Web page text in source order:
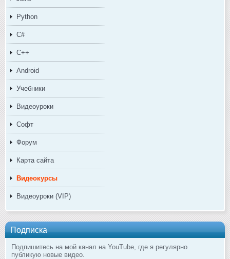
Python
C#
C++
Android
Учебники
Видеоуроки
Софт
Форум
Карта сайта
Видеокурсы
Видеоуроки (VIP)
Подписка
Подпишитесь на мой канал на YouTube, где я регулярно
публикую новые видео.